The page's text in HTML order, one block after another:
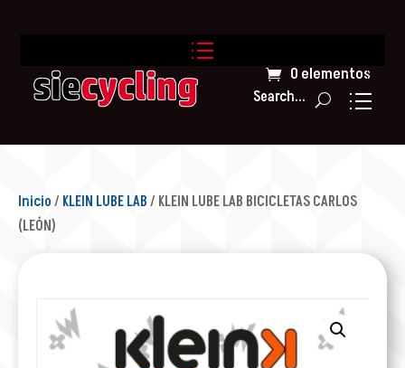
0 elementos
Search...
Inicio/ KLEIN LUBE LAB/ KLEIN LUBE LAB BICICLETAS CARLOS
(LEÓN)